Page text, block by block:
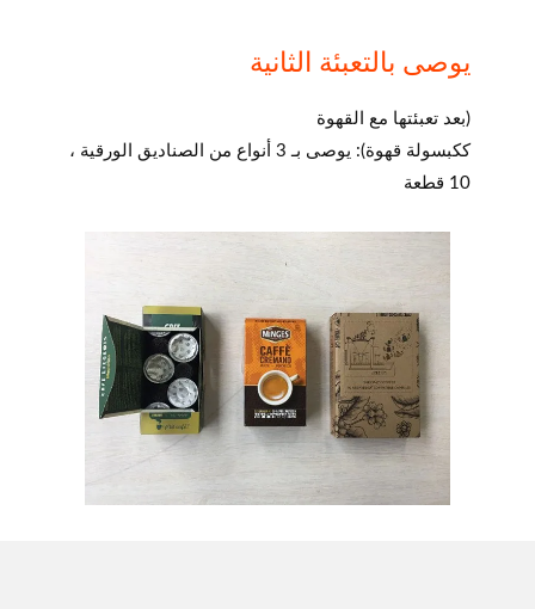
يوصى بالتعبئة الثانية
(بعد تعبئتها مع القهوة
ككبسولة قهوة): يوصى بـ 3 أنواع من الصناديق الورقية ،
10 قطعة